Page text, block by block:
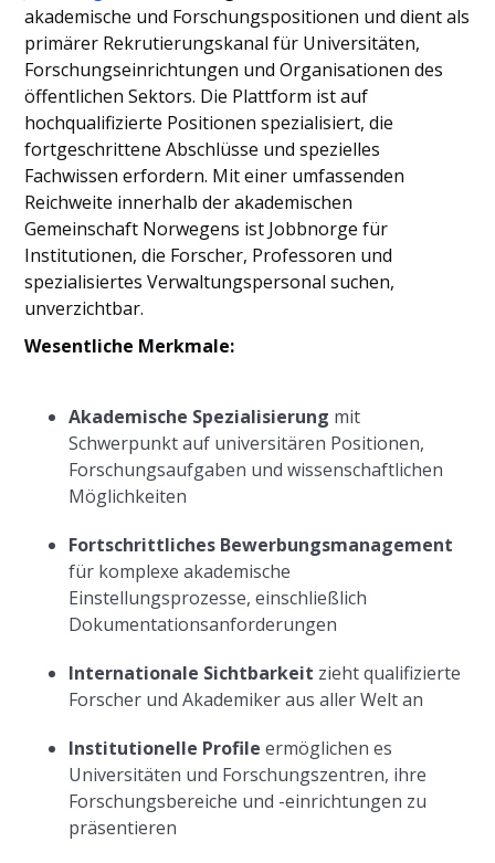
akademische und Forschungspositionen und dient als
primärer Rekrutierungskanal für Universitäten,
Forschungseinrichtungen und Organisationen des
öffentlichen Sektors. Die Plattform ist auf
hochqualifizierte Positionen spezialisiert, die
fortgeschrittene Abschlüsse und spezielles
Fachwissen erfordern. Mit einer umfassenden
Reichweite innerhalb der akademischen
Gemeinschaft Norwegens ist Jobbnorge für
Institutionen, die Forscher, Professoren und
spezialisiertes Verwaltungspersonal suchen,
unverzichtbar.
Wesentliche Merkmale:
Akademische Spezialisierung mit
Schwerpunkt auf universitären Positionen,
Forschungsaufgaben und wissenschaftlichen
Möglichkeiten
Fortschrittliches Bewerbungsmanagement
für komplexe akademische
Einstellungsprozesse, einschließlich
Dokumentationsanforderungen
Internationale Sichtbarkeit zieht qualifizierte
Forscher und Akademiker aus aller Welt an
Institutionelle Profile ermöglichen es
Universitäten und Forschungszentren, ihre
Forschungsbereiche und -einrichtungen zu
präsentieren